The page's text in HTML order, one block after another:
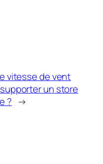
vitesse de vent
un store
? →